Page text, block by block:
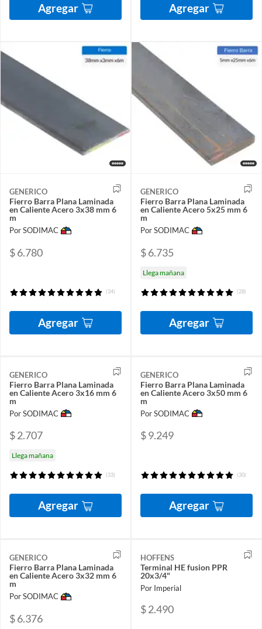
Agregar Agregar
GENERICO
Fierro Barra Plana Laminada
en Caliente Acero 3x38 mm 6
m
Por SODIMAC
$ 6.780
(34)
Agregar
GENERICO
Fierro Barra Plana Laminada
en Caliente Acero 5x25 mm 6
m
Por SODIMAC
$ 6.735
Llega mañana
(28)
Agregar
GENERICO
Fierro Barra Plana Laminada
en Caliente Acero 3x16 mm 6
m
Por SODIMAC
$ 2.707
Llega mañana
(33)
Agregar
GENERICO
Fierro Barra Plana Laminada
en Caliente Acero 3x50 mm 6
m
Por SODIMAC
$ 9.249
(30)
Agregar
GENERICO
Fierro Barra Plana Laminada
en Caliente Acero 3x32 mm 6
m
Por SODIMAC
$ 6.376
HOFFENS
Terminal HE fusion PPR
20x3/4"
Por Imperial
$ 2.490